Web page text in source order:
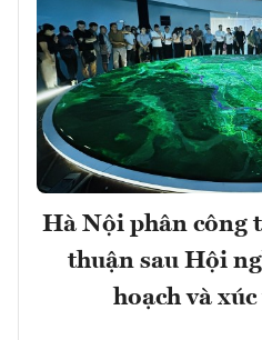
Hà Nội phân công
thuận sau Hội
hoạch và